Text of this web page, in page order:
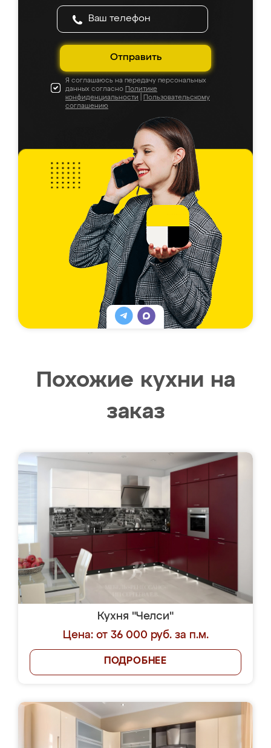
Отправить
Я соглашаюсь на передачу персональных
данных согласно Политике
конфиденциальности
Пользовательскому
соглашению
Похожие кухни на
заказ
Кухня "Челси"
Цена: от 36 000 руб. за п.м.
ПОДРОБНЕЕ